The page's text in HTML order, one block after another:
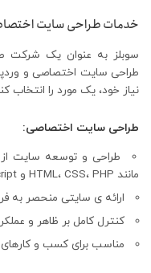
خدمات طراحی سایت
سوبلز به عنوان یک شرکت
طراحی سایت اختصاصی و
نیاز خود، یک مورد را انتخاب
طراحی سایت اختصاصی:
طراحی و توسعه سایت از
مانند HTML، CSS، PHP و JavaScript
ارائه ی سایتی منحصر به
کنترل کامل بر ظاهر و
مناسب برای کسب و